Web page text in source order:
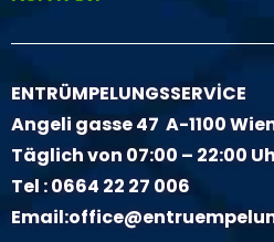
ENTRÜMPELUNGSSERVİCE
Angeli gasse 47 A-1100
Täglich von 07:00 – 22:00
Tel :0664 22 27 006
Email: